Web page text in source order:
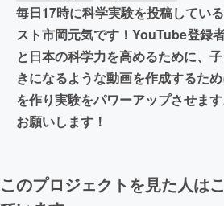
毎日17時に科学実験を投稿してい
スト市岡元気です！YouTube登録
と日本の科学力を高めるために、
きになるような動画を作成するた
を作り実験をパワーアップさせま
お願いします！
このプロジェクトを見た人は